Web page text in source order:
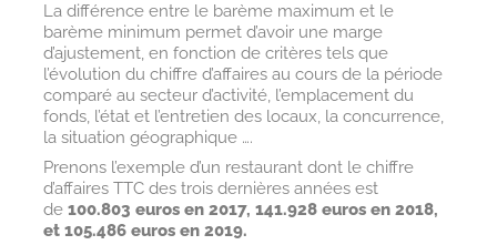
La différence entre le barème maximum et le
barème minimum permet d’avoir une marge
d’ajustement, en fonction de critères tels que
l’évolution du chiffre d’affaires au cours de la période
comparé au secteur d’activité, l’emplacement du
fonds, l’état et l’entretien des locaux, la concurrence,
la situation géographique ….
Prenons l’exemple d’un restaurant dont le chiffre
d’affaires TTC des trois dernières années est
de 100.803 euros en 2017, 141.928 euros en 2018,
et 105.486 euros en 2019.